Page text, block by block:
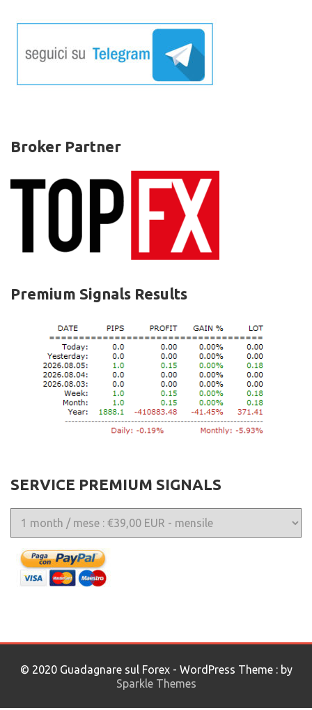
Broker Partner
Premium Signals Results
SERVICE PREMIUM SIGNALS
© 2020 Guadagnare sul Forex - WordPress Theme : by
Sparkle Themes